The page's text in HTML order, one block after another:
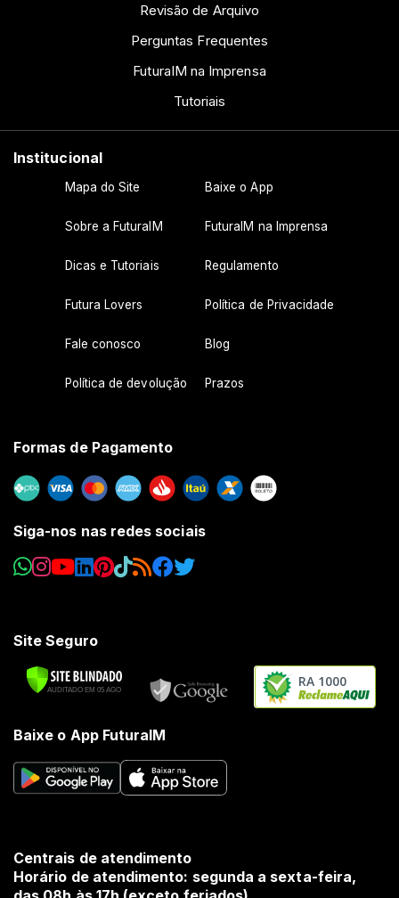
Revisão de Arquivo
Perguntas Frequentes
FuturaIM na Imprensa
Tutoriais
Institucional
Mapa do Site Baixe o App
Sobre a FuturaIM FuturaIM na Imprensa
Dicas e Tutoriais Regulamento
Futura Lovers Política de Privacidade
Fale conosco Blog
Política de devolução Prazos
Formas de Pagamento
Siga-nos nas redes sociais
Site Seguro
RA 1000
Baixe o App FuturaIM
Centrais de atendimento
Horário de atendimento: segunda a sexta-feira,